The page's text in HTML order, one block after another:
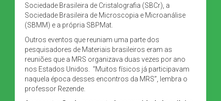
Sociedade Brasileira de Cristalografia (SBCr), a
Sociedade Brasileira de Microscopia e Microanálise
(SBMM) e a própria SBPMat.
Outros eventos que reuniam uma parte dos
pesquisadores de Materiais brasileiros eram as
reuniões que a MRS organizava duas vezes por ano
nos Estados Unidos. “Muitos físicos já participavam
naquela época desses encontros da MRS”, lembra o
professor Rezende.